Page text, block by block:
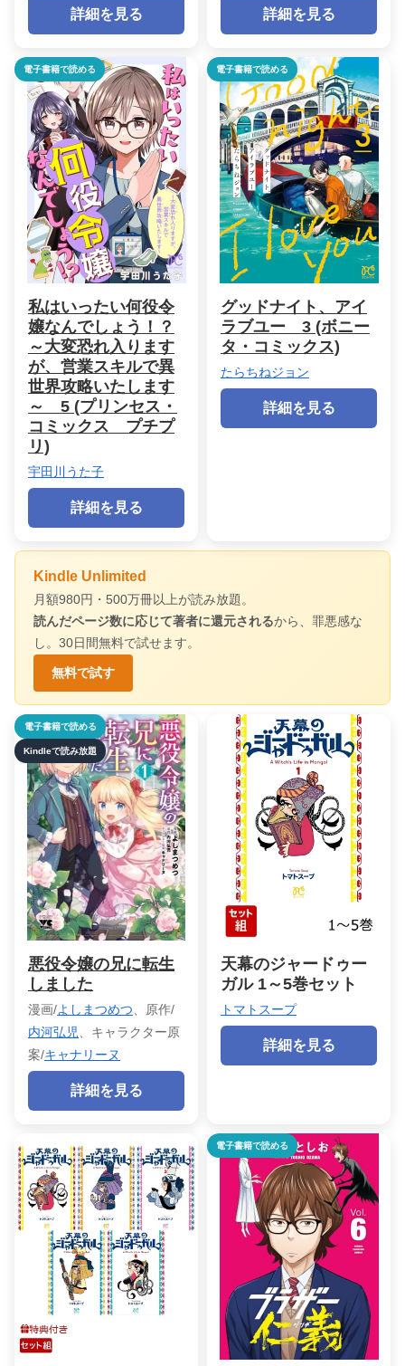
詳細を見る 詳細を見る
電子書籍で読める
私はいったい何役令
嬢なんでしょう！？
～大変恐れ入ります
が、営業スキルで異
世界攻略いたします
～ 5 (プリンセス・
コミックス プチプ
リ)
宇田川うた子
詳細を見る
電子書籍で読める
グッドナイト、アイ
ラブユー 3 (ボニー
タ・コミックス)
たらちねジョン
詳細を見る
Kindle Unlimited
月額980円・500万冊以上が読み放題。
読んだページ数に応じて著者に還元されるから、罪悪感な
し。30日間無料で試せます。
無料で試す
電子書籍で読める
Kindleで読み放題
悪役令嬢の兄に転生
しました
漫画/よしまつめつ 、原作/
内河弘児
、キャラクター原
案/キャナリーヌ
詳細を見る
天幕のジャードゥー
ガル 1～5巻セット
トマトスープ
詳細を見る
電子書籍で読める